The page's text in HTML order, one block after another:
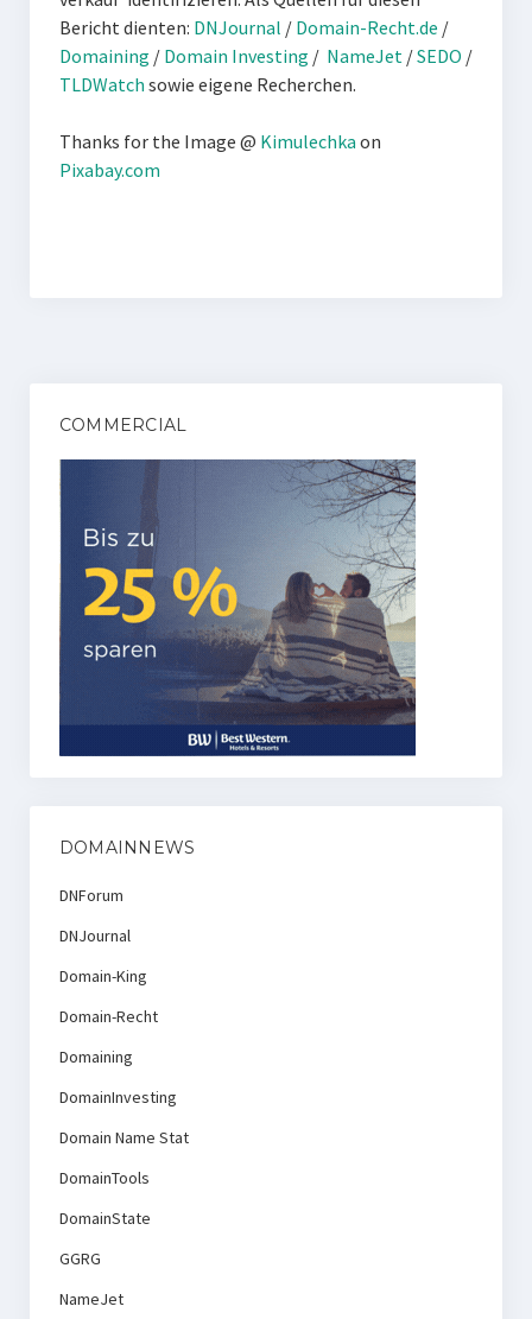
Bericht dienten: DNJournal / Domain-Recht.de /
Domaining / Domain Investing / NameJet/SEDO /
TLDWatch sowie eigene Recherchen.
Thanks for the Image @ Kimulechka on
Pixabay.com
COMMERCIAL
DOMAINNEWS
DNForum
DNJournal
Domain-King
Domain-Recht
Domaining
DomainInvesting
Domain Name Stat
DomainTools
DomainState
GGRG
NameJet